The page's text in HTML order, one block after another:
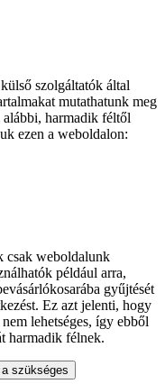
szolgáltatók által
mutathatunk meg
harmadik féltől
ezen a weboldalon:
csak weboldalunk
például arra,
gyűjtését
Ez azt jelenti, hogy
lehetséges, így ebből
harmadik félnek.
szükséges